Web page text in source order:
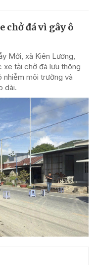
chở đá vì gây ô
Mới, xã Kiên Lương,
xe tải chở đá lưu thông
nhiễm môi trường và
dài.